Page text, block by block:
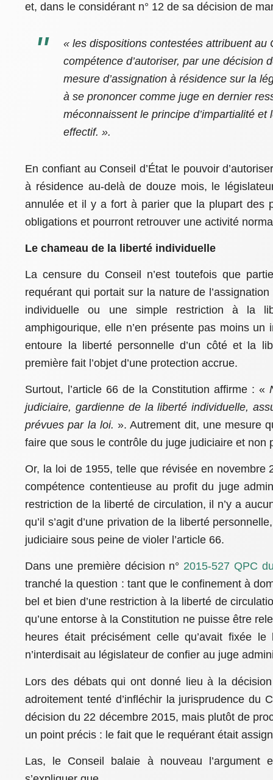
et, dans le considérant n° 12 de sa décision de
« les dispositions contestées attribuent au
compétence d’autoriser, par une décision
mesure d’assignation à résidence sur la
à se prononcer comme juge en dernier
méconnaissent le principe d’impartialité
effectif. ».
En confiant au Conseil d’État le pouvoir
à résidence au-delà de douze mois, le
annulée et il y a fort à parier que la plupart des
obligations et pourront retrouver une activité
Le chameau de la liberté individuelle
La censure du Conseil n’est toutefois que
requérant qui portait sur la nature de
individuelle ou une simple restriction à la
amphigourique, elle n’en présente pas moins
entoure la liberté personnelle d’un côté et la
première fait l’objet d’une protection accrue.
Surtout, l’article 66 de la Constitution affirme : «
judiciaire, gardienne de la liberté individuelle,
prévues par la loi. ». Autrement dit, une mesure
faire que sous le contrôle du juge judiciaire et non
Or, la loi de 1955, telle que révisée en novembre
compétence contentieuse au profit du juge
restriction de la liberté de circulation, il n’y a
qu’il s’agit d’une privation de la liberté
judiciaire sous peine de violer l’article 66.
Dans une première décision n° 2015-527 QPC
tranché la question : tant que le confinement à
bel et bien d’une restriction à la liberté de
qu’une entorse à la Constitution ne puisse être
heures était précisément celle qu’avait fixée
n’interdisait au législateur de confier au juge
Lors des débats qui ont donné lieu à la
adroitement tenté d’infléchir la jurisprudence du
décision du 22 décembre 2015, mais plutôt de
un point précis : le fait que le requérant était
Las, le Conseil balaie à nouveau l’argument